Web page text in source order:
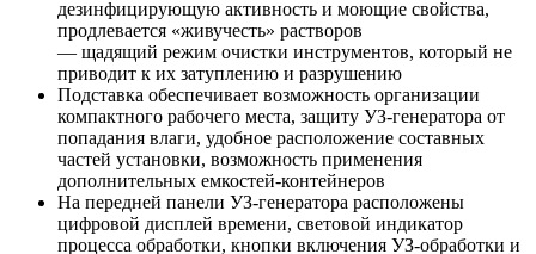
дезинфицирующую активность и моющие свойства,
продлевается «живучесть» растворов
— щадящий режим очистки инструментов, который не
приводит к их затуплению и разрушению
Подставка обеспечивает возможность организации
компактного рабочего места, защиту УЗ-генератора от
попадания влаги, удобное расположение составных
частей установки, возможность применения
дополнительных емкостей-контейнеров
На передней панели УЗ-генератора расположены
цифровой дисплей времени, световой индикатор
процесса обработки, кнопки включения УЗ-обработки и